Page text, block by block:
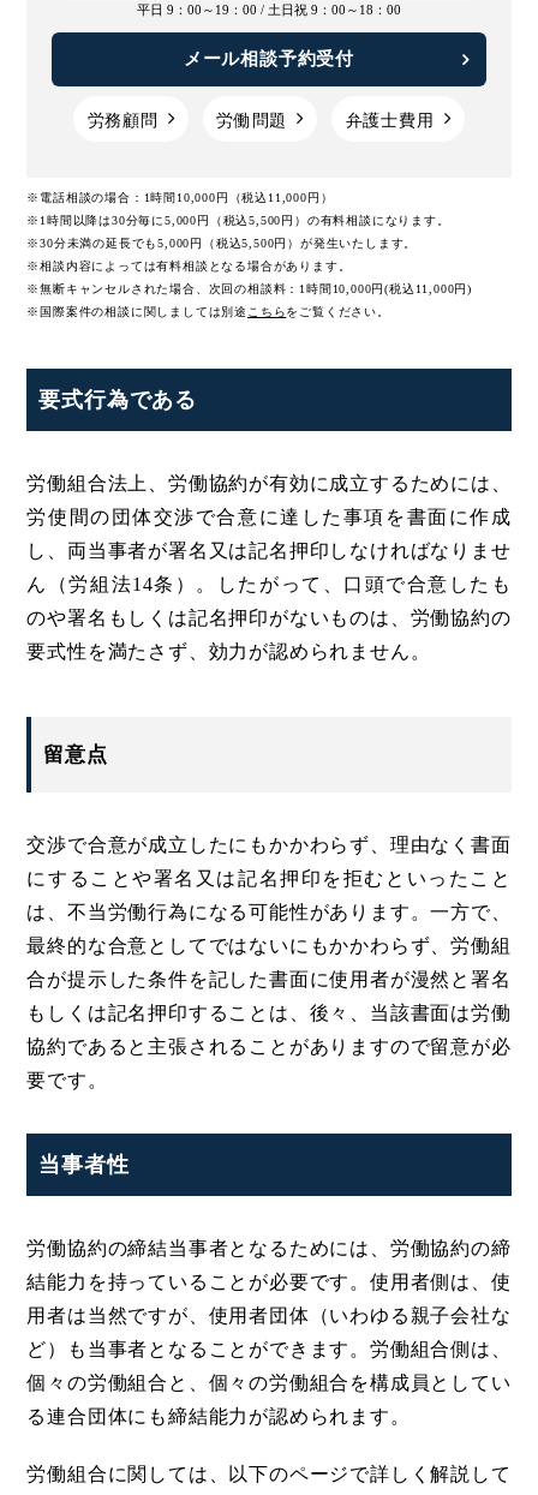
平日 9：00～19：00 / 土日祝 9：00～18：00
メール相談予約受付
労務顧問 労働問題 弁護士費用
※電話相談の場合：1時間10,000円（税込11,000円）
※1時間以降は30分毎に5,000円（税込5,500円）の有料相談になります。
※30分未満の延長でも5,000円（税込5,500円）が発生いたします。
※相談内容によっては有料相談となる場合があります。
※無断キャンセルされた場合、次回の相談料：1時間10,000円(税込11,000円)
※国際案件の相談に関しましては別途 こちらをご覧ください。
要式行為である
労働組合法上、労働協約が有効に成立するためには、
労使間の団体交渉で合意に達した事項を書面に作成
し、両当事者が署名又は記名押印しなければなりませ
ん（労組法14条）。したがって、口頭で合意したも
のや署名もしくは記名押印がないものは、労働協約の
要式性を満たさず、効力が認められません。
留意点
交渉で合意が成立したにもかかわらず、理由なく書面
にすることや署名又は記名押印を拒むといったこと
は、不当労働行為になる可能性があります。一方で、
最終的な合意としてではないにもかかわらず、労働組
合が提示した条件を記した書面に使用者が漫然と署名
もしくは記名押印することは、後々、当該書面は労働
協約であると主張されることがありますので留意が必
要です。
当事者性
労働協約の締結当事者となるためには、労働協約の締
結能力を持っていることが必要です。使用者側は、使
用者は当然ですが、使用者団体（いわゆる親子会社な
ど）も当事者となることができます。労働組合側は、
個々の労働組合と、個々の労働組合を構成員としてい
る連合団体にも締結能力が認められます。
労働組合に関しては、以下のページで詳しく解説して